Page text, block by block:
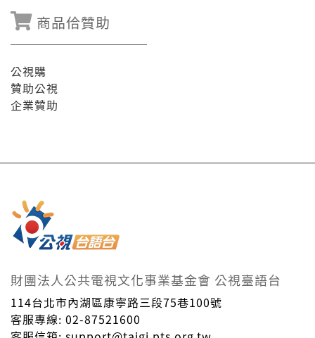
商品佮贊助
公視購
贊助公視
企業贊助
財團法人公共電視文化事業基金會 公視臺語台
114台北市內湖區康寧路三段75巷100號
客服專線: 02-87521600